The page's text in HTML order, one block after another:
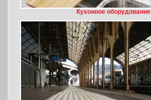
Кухонное оборудование